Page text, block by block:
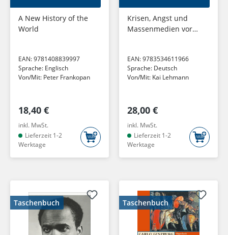
A New History of the
World
EAN:9781408839997
Sprache: Englisch
Von/Mit: Peter Frankopan
18,40 €
inkl. MwSt.
Lieferzeit 1-2
Werktage
Krisen, Angst und
Massenmedien vor
EAN:9783534611966
Sprache: Deutsch
Von/Mit: Kai Lehmann
28,00 €
inkl. MwSt.
Lieferzeit 1-2
Werktage
Taschenbuch Taschenbuch